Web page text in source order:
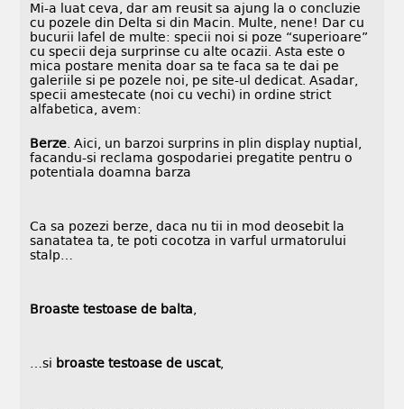
Mi-a luat ceva, dar am reusit sa ajung la o concluzie
cu pozele din Delta si din Macin. Multe, nene! Dar cu
bucurii lafel de multe: specii noi si poze “superioare”
cu specii deja surprinse cu alte ocazii. Asta este o
mica postare menita doar sa te faca sa te dai pe
galeriile si pe pozele noi, pe site-ul dedicat. Asadar,
specii amestecate (noi cu vechi) in ordine strict
alfabetica, avem:
Berze . Aici, un barzoi surprins in plin display nuptial,
facandu-si reclama gospodariei pregatite pentru o
potentiala doamna barza
Ca sa pozezi berze, daca nu tii in mod deosebit la
sanatatea ta, te poti cocotza in varful urmatorului
stalp…
Broaste testoase de balta
…si broaste testoase de uscat,